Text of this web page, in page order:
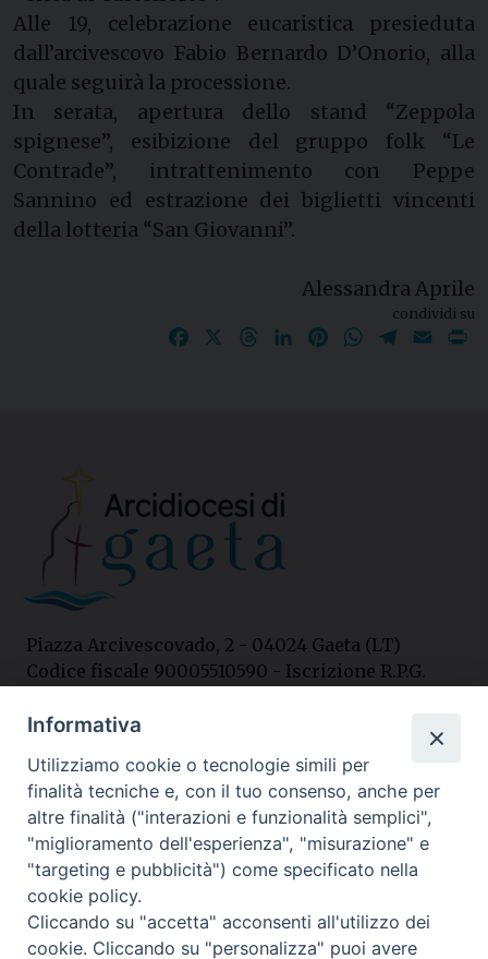
Alle 19, celebrazione eucaristica presieduta
dall’arcivescovo Fabio Bernardo D’Onorio, alla
quale seguirà la processione.
In serata, apertura dello stand “Zeppola
spignese”, esibizione del gruppo folk “Le
Contrade”, intrattenimento con Peppe
Sannino ed estrazione dei biglietti vincenti
della lotteria “San Giovanni”.
Alessandra Aprile
condividi su
Facebook ThreadsLinkedInPinterestWhatsApp
Telegram
Email
Piazza Arcivescovado, 2 - 04024 Gaeta (LT)
Codice fiscale 90005510590 - Iscrizione R.P.G.
Contatti
Curia
Tel. 0771.740341
Palazzo De Vio
Tel. 0771.464088
Informativa
Utilizziamo cookie o tecnologie simili per
finalità tecniche e, con il tuo consenso, anche per
altre finalità ("interazioni e funzionalità semplici",
"miglioramento dell'esperienza", "misurazione" e
"targeting e pubblicità") come specificato nella
cookie policy.
Cliccando su "accetta" acconsenti all'utilizzo dei
cookie. Cliccando su "personalizza" puoi avere